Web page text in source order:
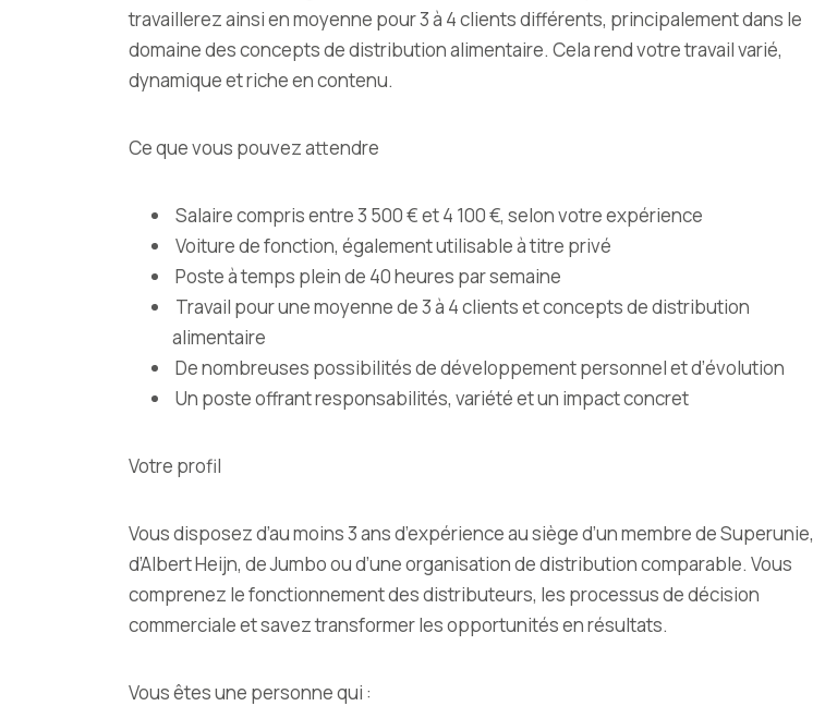
travaillerez ainsi en moyenne pour 3 à 4 clients différents, principalement dans le
domaine des concepts de distribution alimentaire. Cela rend votre travail varié,
dynamique et riche en contenu.
Ce que vous pouvez attendre
Salaire compris entre 3 500 € et 4 100 €, selon votre expérience
Voiture de fonction, également utilisable à titre privé
Poste à temps plein de 40 heures par semaine
Travail pour une moyenne de 3 à 4 clients et concepts de distribution
alimentaire
De nombreuses possibilités de développement personnel et d’évolution
Un poste offrant responsabilités, variété et un impact concret
Votre profil
Vous disposez d’au moins 3 ans d’expérience au siège d’un membre de Superunie,
d’Albert Heijn, de Jumbo ou d’une organisation de distribution comparable. Vous
comprenez le fonctionnement des distributeurs, les processus de décision
commerciale et savez transformer les opportunités en résultats.
Vous êtes une personne qui :